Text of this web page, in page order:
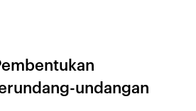
undangan